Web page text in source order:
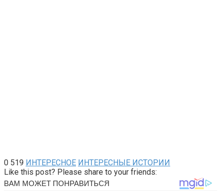
0 519 ИНТЕРЕСНОЕ ИНТЕРЕСНЫЕ ИСТОРИИ
Like this post? Please share to your friends: